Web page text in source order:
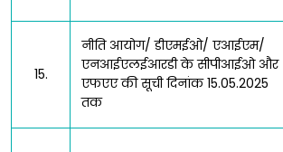
15.
नीति आयोग/ डीएमईओ/ एआईएम/
एनआईएलईआरडी के सीपीआईओ और
एफएए की सूची दिनांक 15.05.2025
तक